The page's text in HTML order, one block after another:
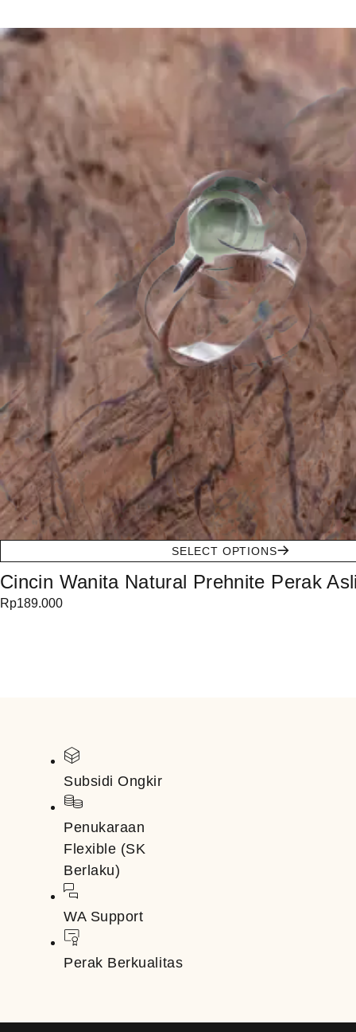
SELECT OPTIONS
Cincin Wanita Natural Prehnite Perak
Rp189.000
Subsidi Ongkir
Penukaraan
Flexible (SK
Berlaku)
WA Support
Perak Berkualitas